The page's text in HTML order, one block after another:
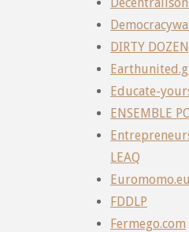
DIRTY
Educate-
ENSEMBLE
LEAQ
Euromomo.eu
FDDLP
Fermego.com